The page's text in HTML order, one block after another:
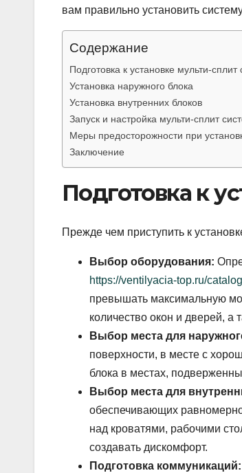
вам правильно установить
Содержание
Подготовка к установке мульти-сплит
Установка наружного блока
Установка внутренних блоков
Запуск и настройка мульти-сплит
Меры предосторожности при
Заключение
Подготовка к
Прежде чем приступить к
Выбор оборудования:
https://ventilyacia-top.ru/
превышать максимальную
количество окон и дверей,
Выбор места для
поверхности, в месте с
блока в местах,
Выбор места для
обеспечивающих
над кроватями, рабочими
создавать дискомфорт.
Подготовка коммуникаций: